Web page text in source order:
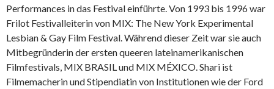
Performances in das Festival einführte. Von 1993 bis 1996 war
Frilot Festivalleiterin von MIX: The New York Experimental
Lesbian & Gay Film Festival. Während dieser Zeit war sie auch
Mitbegründerin der ersten queeren lateinamerikanischen
Filmfestivals, MIX BRASIL und MIX MÉXICO. Shari ist
Filmemacherin und Stipendiatin von Institutionen wie der Ford